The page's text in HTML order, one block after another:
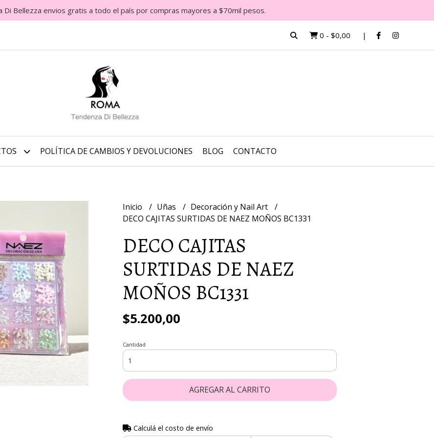
Di Bellezza envios gratis a todo el país por compras mayores a $70mil pesos.
0 - $0,00
POLÍTICA DE CAMBIOS Y DEVOLUCIONES BLOG CONTACTO
Inicio Uñas
Decoración y Nail Art
DECO CAJITAS SURTIDAS DE NAEZ MOÑOS BC1331
DECO CAJITAS
SURTIDAS DE NAEZ
MOÑOS BC1331
$5.200,00
Cantidad
AGREGAR AL CARRITO
Calculá el costo de envío